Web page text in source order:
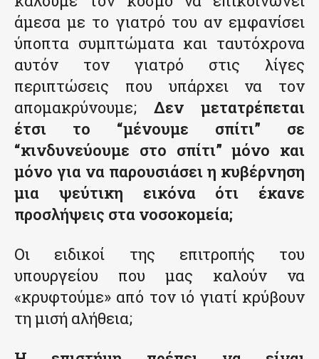
άμεσα με το γιατρό του αν εμφανίσει
ύποπτα συμπτώματα και ταυτόχρονα
αυτόν τον γιατρό στις λίγες
περιπτώσεις που υπάρχει να τον
απομακρύνουμε; Δεν μετατρέπεται
έτσι το “μένουμε σπίτι” σε
“κινδυνεύουμε στο σπίτι” μόνο και
μόνο για να παρουσιάσει η κυβέρνηση
μια ψεύτικη εικόνα ότι έκανε
προσλήψεις στα νοσοκομεία;
Οι ειδικοί της επιτροπής του
υπουργείου που μας καλούν να
«κρυφτούμε» από τον ιό γιατί κρύβουν
τη μισή αλήθεια;